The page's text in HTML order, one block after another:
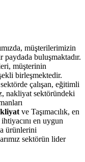
müşterilerimizin
buluşmaktadır.
müşterinin
birleşmektedir.
çalışan, eğitimli
nakliyat sektöründeki
ve Taşımacılık, en
en uygun
ürünlerini
sektörün lider